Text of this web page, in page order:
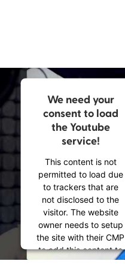
We need your
consent to load
the Youtube
service!
This content is not
permitted to load due
to trackers that are
not disclosed to the
visitor. The website
owner needs to setup
the site with their CMP
to add this content to
the list of technologies